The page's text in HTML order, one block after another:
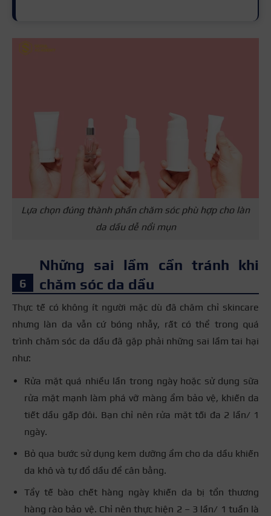
Lựa chọn đúng thành phần chăm sóc phù hợp cho làn
da dầu dễ nổi mụn
Những sai lầm cần tránh khi
chăm sóc da dầu
Thực tế có không ít người mặc dù đã chăm chỉ skincare
nhưng làn da vẫn cứ bóng nhẫy, rất có thể trong quá
trình chăm sóc da dầu đã gặp phải những sai lầm tai hại
như:
Rửa mặt quá nhiều lần trong ngày hoặc sử dụng sữa
rửa mặt mạnh làm phá vỡ màng ẩm bảo vệ, khiến da
tiết dầu gấp đôi. Bạn chỉ nên rửa mặt tối đa 2 lần/ 1
ngày.
Bỏ qua bước sử dụng kem dưỡng ẩm cho da dầu khiến
da khô và tự đổ dầu để cân bằng.
Tẩy tế bào chết hàng ngày khiến da bị tổn thương
hàng rào bảo vệ. Chỉ nên thực hiện 2 – 3 lần/ 1 tuần là